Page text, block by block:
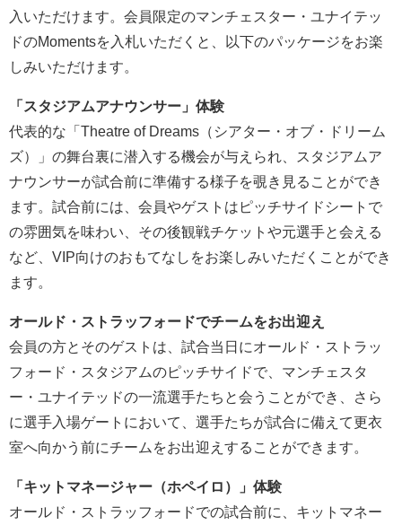
入いただけます。会員限定のマンチェスター・ユナイテッ
ドのMomentsを入札いただくと、以下のパッケージをお楽
しみいただけます。
「スタジアムアナウンサー」体験
代表的な「Theatre of Dreams（シアター・オブ・ドリーム
ズ）」の舞台裏に潜入する機会が与えられ、スタジアムア
ナウンサーが試合前に準備する様子を覗き見ることができ
ます。試合前には、会員やゲストはピッチサイドシートで
の雰囲気を味わい、その後観戦チケットや元選手と会える
など、VIP向けのおもてなしをお楽しみいただくことができ
ます。
オールド・ストラッフォードでチームをお出迎え
会員の方とそのゲストは、試合当日にオールド・ストラッ
フォード・スタジアムのピッチサイドで、マンチェスタ
ー・ユナイテッドの一流選手たちと会うことができ、さら
に選手入場ゲートにおいて、選手たちが試合に備えて更衣
室へ向かう前にチームをお出迎えすることができます。
「キットマネージャー（ホペイロ）」体験
オールド・ストラッフォードでの試合前に、キットマネー